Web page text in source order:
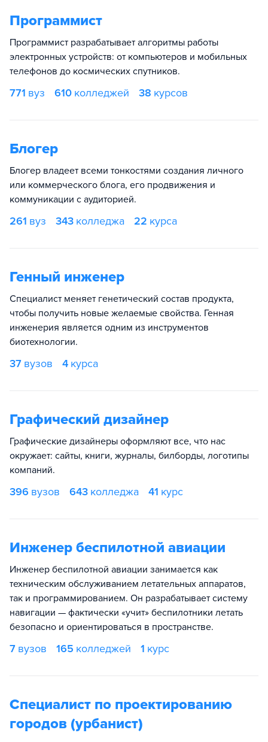
Программист
Программист разрабатывает алгоритмы работы
электронных устройств: от компьютеров и мобильных
телефонов до космических спутников.
771 вуз 610 колледжей 38 курсов
Блогер
Блогер владеет всеми тонкостями создания личного
или коммерческого блога, его продвижения и
коммуникации с аудиторией.
261 вуз 343 колледжа 22 курса
Генный инженер
Специалист меняет генетический состав продукта,
чтобы получить новые желаемые свойства. Генная
инженерия является одним из инструментов
биотехнологии.
37 вузов 4 курса
Графический дизайнер
Графические дизайнеры оформляют все, что нас
окружает: сайты, книги, журналы, билборды, логотипы
компаний.
396 вузов 643 колледжа 41 курс
Инженер беспилотной авиации
Инженер беспилотной авиации занимается как
техническим обслуживанием летательных аппаратов,
так и программированием. Он разрабатывает систему
навигации — фактически «учит» беспилотники летать
безопасно и ориентироваться в пространстве.
7 вузов 165 колледжей 1 курс
Специалист по проектированию
городов (урбанист)